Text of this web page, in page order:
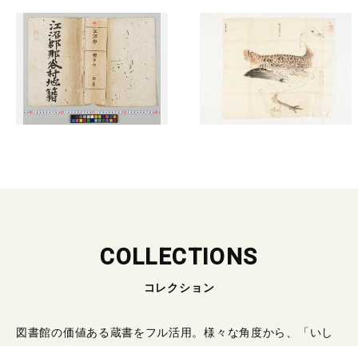
COLLECTIONS
コレクション
図書館の価値ある蔵書をフル活用。様々な角度から、「いし